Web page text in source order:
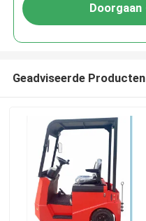
Doorgaan
Geadviseerde Producten